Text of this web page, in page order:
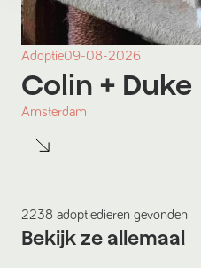
Adoptie09-08-2026
Colin + Duke
Amsterdam
2238 adoptiedieren gevonden
Bekijk ze allemaal